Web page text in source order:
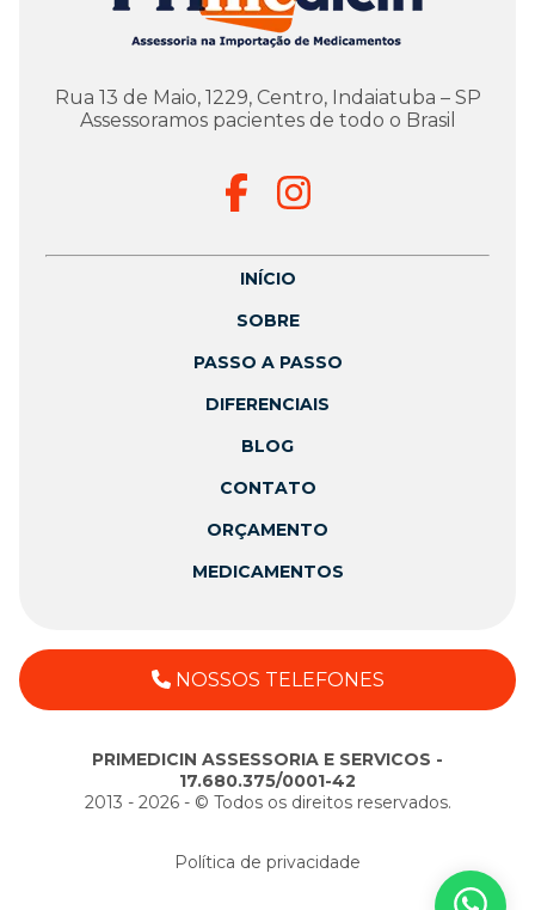
Rua 13 de Maio, 1229, Centro, Indaiatuba – SP
Assessoramos pacientes de todo o Brasil
INÍCIO
SOBRE
PASSO A PASSO
DIFERENCIAIS
BLOG
CONTATO
ORÇAMENTO
MEDICAMENTOS
NOSSOS TELEFONES
PRIMEDICIN ASSESSORIA E SERVICOS -
17.680.375/0001-42
2013 - 2026 - ©️ Todos os direitos reservados.
Política de privacidade